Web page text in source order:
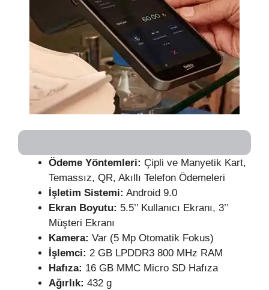
Ödeme Yöntemleri: Çipli ve Manyetik Kart,
Temassız, QR, Akıllı Telefon Ödemeleri
İşletim Sistemi: Android 9.0
Ekran Boyutu: 5.5’’ Kullanıcı Ekranı, 3’’
Müşteri Ekranı
Kamera: Var (5 Mp Otomatik Fokus)
İşlemci: 2 GB LPDDR3 800 MHz RAM
Hafıza: 16 GB MMC Micro SD Hafıza
Ağırlık: 432 g